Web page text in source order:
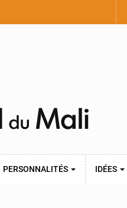
PERSONNALITÉS IDÉES